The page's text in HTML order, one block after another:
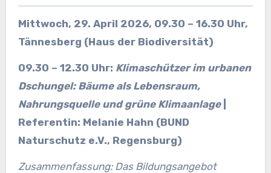
Mittwoch, 29. April 2026, 09.30 – 16.30 Uhr,
Tännesberg (Haus der Biodiversität)
09.30 – 12.30 Uhr: Klimaschützer im urbanen
Dschungel: Bäume als Lebensraum,
Nahrungsquelle und grüne Klimaanlage|
Referentin: Melanie Hahn (BUND
Naturschutz e.V., Regensburg)
Zusammenfassung: Das Bildungsangebot